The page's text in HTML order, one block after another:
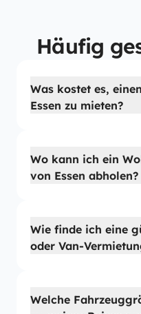
Häufig
Was kostet es,
Essen zu mieten?
Wo kann ich ein
von Essen abholen?
Wie finde ich eine
oder Van-
Welche